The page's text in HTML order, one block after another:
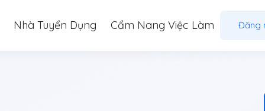
Nhà Tuyển Dụng Cẩm Nang Việc Làm Đăng